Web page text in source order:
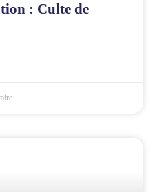
: Culte de